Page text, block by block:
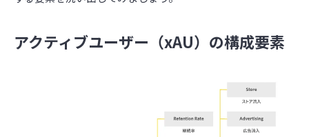
アクティブユーザー（xAU）の構成要素